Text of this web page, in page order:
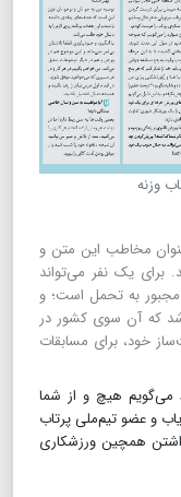
وزنه
مخاطب این متن و
یک نفر می‌تواند
به تحمل است؛ و
که آن سوی کشور در
خود، برای مسابقات
می‌گویم هیچ و از شما
و عضو تیم‌ملی پرتاب
داشتن همچین ورزشکاری